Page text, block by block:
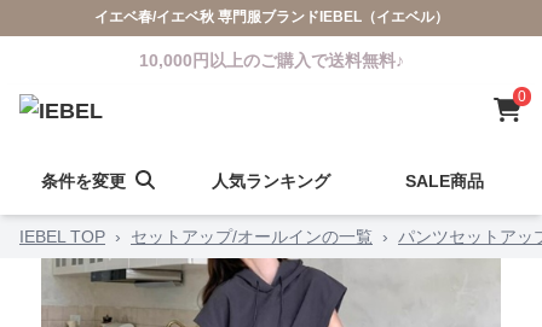
イエベ春/イエベ秋 専門服ブランドIEBEL（イエベル）
10,000円以上のご購入で送料無料♪
0
条件を変更 人気ランキング SALE商品
IEBEL TOP › セットアップ/オールインの一覧 › パンツセットアッ